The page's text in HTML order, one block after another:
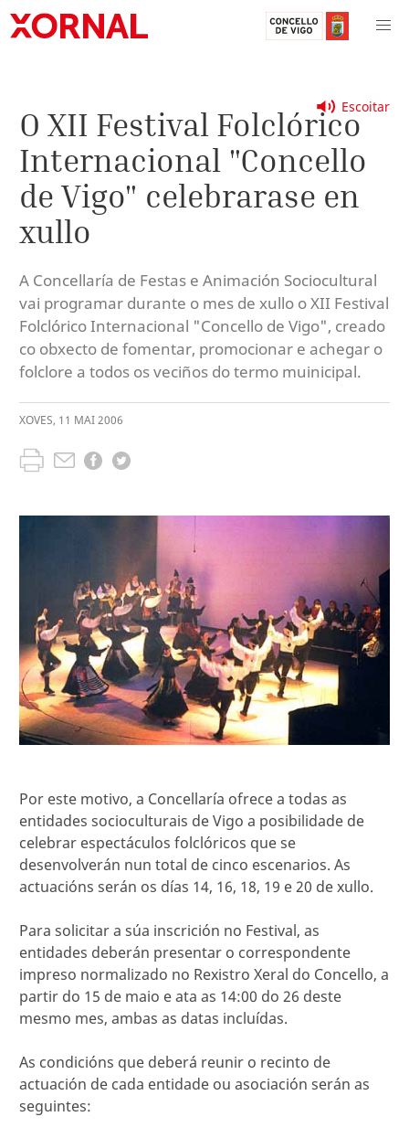
Escoitar
O XII Festival Folclórico
Internacional "Concello
de Vigo" celebrarase en
xullo
A Concellaría de Festas e Animación Sociocultural
vai programar durante o mes de xullo o XII Festival
Folclórico Internacional "Concello de Vigo", creado
co obxecto de fomentar, promocionar e achegar o
folclore a todos os veciños do termo muinicipal.
XOVES, 11 MAI2006
Por este motivo, a Concellaría ofrece a todas as
entidades socioculturais de Vigo a posibilidade de
celebrar espectáculos folclóricos que se
desenvolverán nun total de cinco escenarios. As
actuacións serán os días 14, 16, 18, 19 e 20 de xullo.
Para solicitar a súa inscrición no Festival, as
entidades deberán presentar o correspondente
impreso normalizado no Rexistro Xeral do Concello, a
partir do 15 de maio e ata as 14:00 do 26 deste
mesmo mes, ambas as datas incluídas.
As condicións que deberá reunir o recinto de
actuación de cada entidade ou asociación serán as
seguintes: